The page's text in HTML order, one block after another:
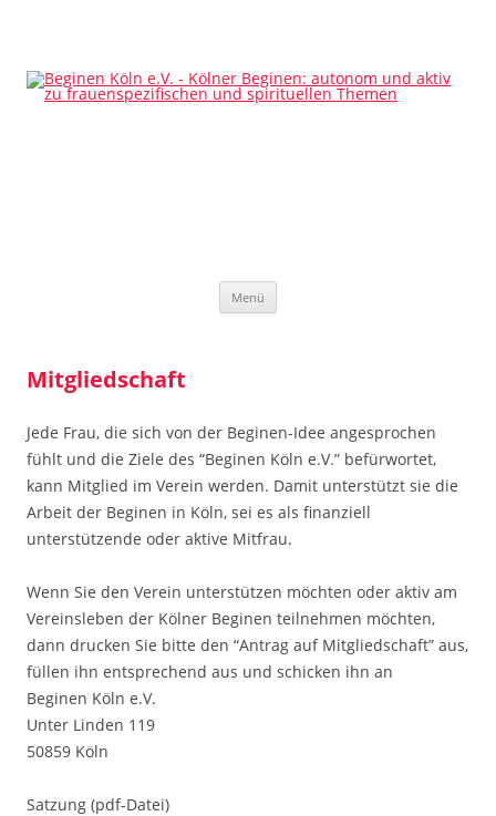
Menü
Mitgliedschaft
Jede Frau, die sich von der Beginen-Idee angesprochen
fühlt und die Ziele des “Beginen Köln e.V.” befürwortet,
kann Mitglied im Verein werden. Damit unterstützt sie die
Arbeit der Beginen in Köln, sei es als finanziell
unterstützende oder aktive Mitfrau.
Wenn Sie den Verein unterstützen möchten oder aktiv am
Vereinsleben der Kölner Beginen teilnehmen möchten,
dann drucken Sie bitte den “Antrag auf Mitgliedschaft” aus,
füllen ihn entsprechend aus und schicken ihn an
Beginen Köln e.V.
Unter Linden 119
50859 Köln
Satzung (pdf-Datei)